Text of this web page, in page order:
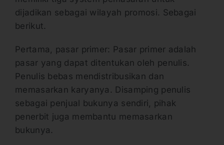
dijadikan sebagai wilayah promosi. Sebagai
berikut.
Pertama, pasar primer: Pasar primer adalah
pasar yang dapat ditentukan oleh penulis.
Penulis bebas mendistribusikan dan
memasarkan karyanya. Disamping penulis
sebagai penjual bukunya sendiri, pihak
penerbit juga membantu memasarkan
bukunya.